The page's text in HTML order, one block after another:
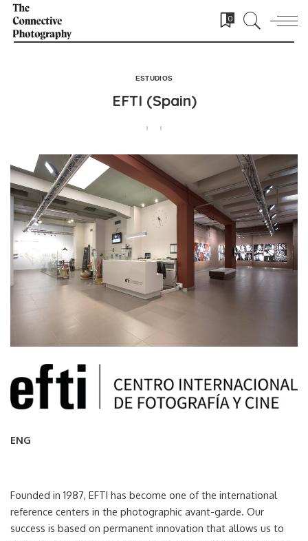
0
ESTUDIOS
EFTI (Spain)
ENG
Founded in 1987, EFTI has become one of the international
reference centers in the photographic avant-garde. Our
success is based on permanent innovation that allows us to